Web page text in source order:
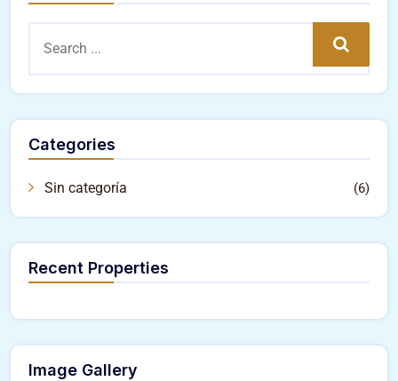
Search
Categories
Sin categoría (6)
Recent Properties
Image Gallery